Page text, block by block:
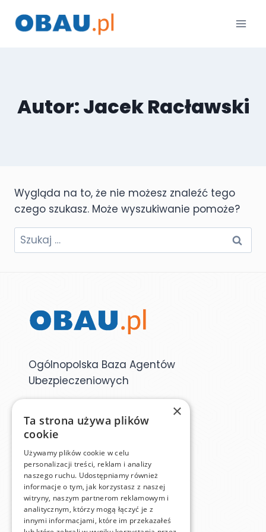
Autor: Jacek Racławski
Wygląda na to, że nie możesz znaleźć tego
czego szukasz. Może wyszukiwanie pomoże?
Szukaj:
Ogólnopolska Baza Agentów
Ubezpieczeniowych
Dane kontaktowe
baza@obau.pl
Menu
×
Ta strona używa plików
cookie
Używamy plików cookie w celu
personalizacji treści, reklam i analizy
naszego ruchu. Udostępniamy również
informacje o tym, jak korzystasz z naszej
witryny, naszym partnerom reklamowym i
analitycznym, którzy mogą łączyć je z
innymi informacjami, które im przekazałeś